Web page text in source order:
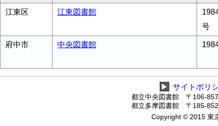
江東区 江東図書館
号
府中市 中央図書館
▶ サイトポリ
都立中央図書館 〒106-
都立多摩図書館 〒185-
Copyright © 2015 東